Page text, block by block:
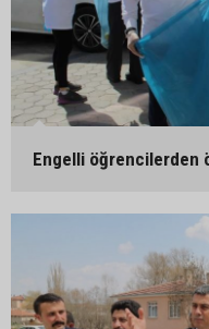
Engelli öğrencilerden